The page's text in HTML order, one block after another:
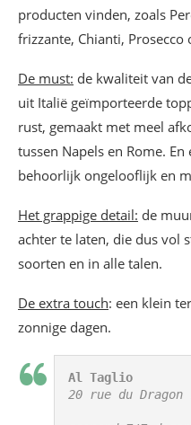
producten vinden, zoals
frizzante, Chianti,
De must: de kwaliteit van
uit Italië geïmporteerde
rust, gemaakt met meel
tussen Napels en Rome.
behoorlijk ongelooflijk en
Het grappige detail: de
achter te laten, die dus vol
soorten en in alle talen.
De extra touch: een klein
zonnige dagen.
Al Taglio
20 rue du Dragon